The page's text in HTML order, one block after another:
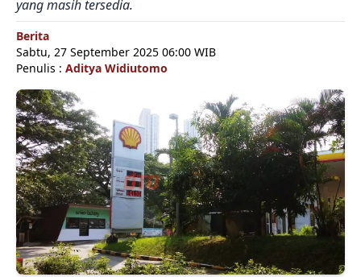
yang masih tersedia.
Berita
Sabtu, 27 September 2025 06:00 WIB
Penulis : Aditya Widiutomo